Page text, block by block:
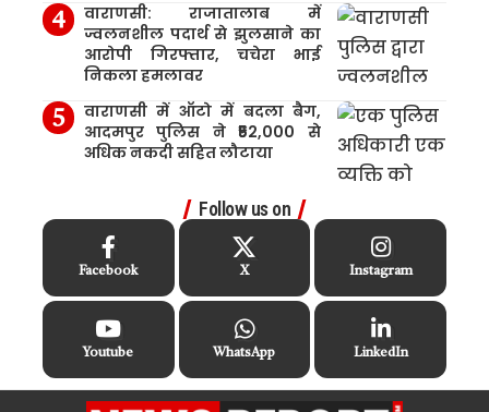
वाराणसी: राजातालाब में
ज्वलनशील पदार्थ से झुलसाने का
आरोपी गिरफ्तार, चचेरा भाई
निकला हमलावर
वाराणसी में ऑटो में बदला बैग,
आदमपुर पुलिस ने ₹52,000 से
अधिक नकदी सहित लौटाया
Follow us on
Facebook X Instagram
Youtube WhatsApp LinkedIn